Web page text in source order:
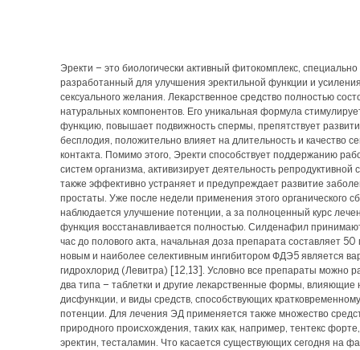
Эректи – это биологически активный фитокомплекс, специально
разработанный для улучшения эректильной функции и
сексуального желания. Лекарственное средство полностью
натуральных компонентов. Его уникальная формула
функцию, повышает подвижность спермы, препятствует
бесплодия, положительно влияет на длительность и качество
контакта. Помимо этого, Эректи способствует поддержанию
систем организма, активизирует деятельность репродуктивной
также эффективно устраняет и предупреждает развитие
простаты. Уже после недели применения этого органического
наблюдается улучшение потенции, а за полноценный курс
функция восстанавливается полностью. Силденафил
час до полового акта, начальная доза препарата составляет
новым и наиболее селективным ингибитором ФДЭ5 является
гидрохлорид (Левитра) [12,13]. Условно все препараты можно
два типа – таблетки и другие лекарственные формы, влияющие
дисфункции, и виды средств, способствующих
потенции. Для лечения ЭД применяется также множество
природного происхождения, таких как, например, тентекс
эректин, тесталамин. Что касается существующих сегодня на